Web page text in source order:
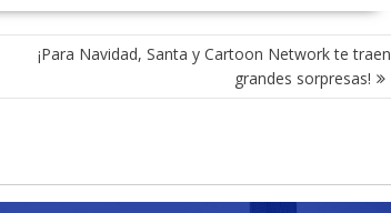
¡Para Navidad, Santa y Cartoon Network te traen
grandes sorpresas!